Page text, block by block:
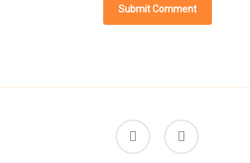
facebook instagram